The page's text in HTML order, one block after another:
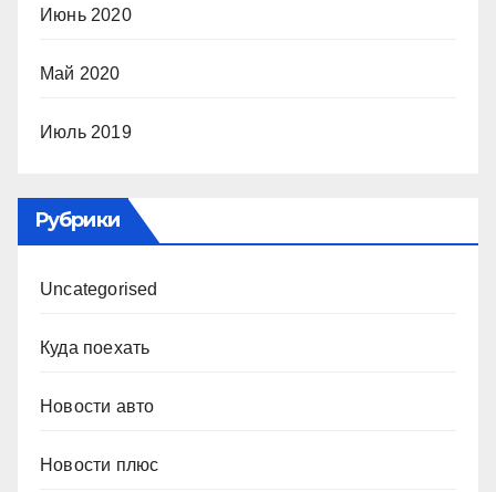
Июнь 2020
Май 2020
Июль 2019
Рубрики
Uncategorised
Куда поехать
Новости авто
Новости плюс